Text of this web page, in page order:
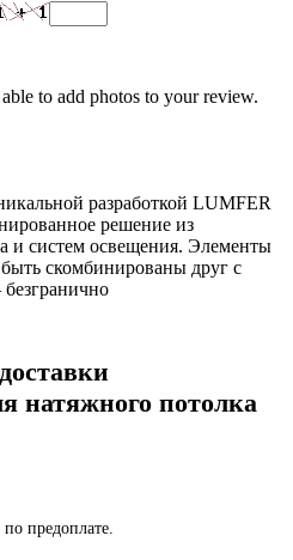
to add photos to your review.
разработкой LUMFER
решение из
и систем освещения. Элементы
скомбинированы друг с
натяжного потолка
по предоплате.